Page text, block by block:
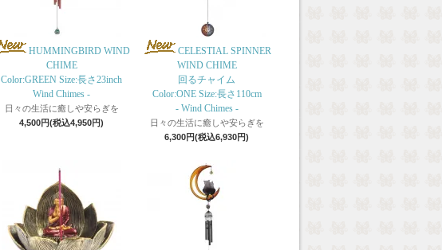
HUMMINGBIRD WIND
CHIME
Color:GREEN Size:長さ23inch
Wind Chimes -
日々の生活に癒しや安らぎを
4,500円(税込4,950円)
CELESTIAL SPINNER
WIND CHIME
回るチャイム
Color:ONE Size:長さ110cm
- Wind Chimes -
日々の生活に癒しや安らぎを
6,300円(税込6,930円)